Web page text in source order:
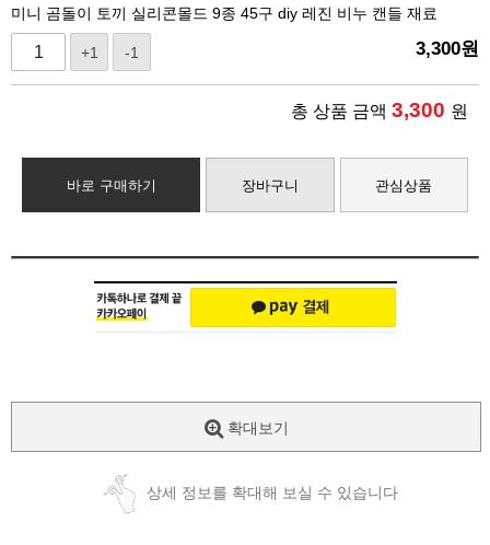
미니 곰돌이 토끼 실리콘몰드 9종 45구 diy 레진 비누 캔들 재료
+1 -1 3,300원
총 상품 금액 3,300 원
바로 구매하기 장바구니 관심상품
확대보기
상세 정보를 확대해 보실 수 있습니다